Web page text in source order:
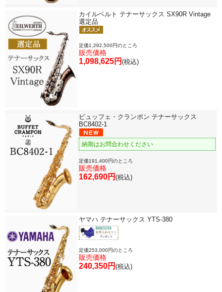
カイルベルト テナーサックス SX90R Vintage
選定品
定価1,292,500円のところ
販売価格
1,098,625円 (税込)
ビュッフェ・クランポン テナーサックス
BC8402-1
納期はお問合わせください
定価191,400円のところ
販売価格
162,690円 (税込)
ヤマハ テナーサックス YTS-380
定価253,000円のところ
販売価格
240,350円 (税込)